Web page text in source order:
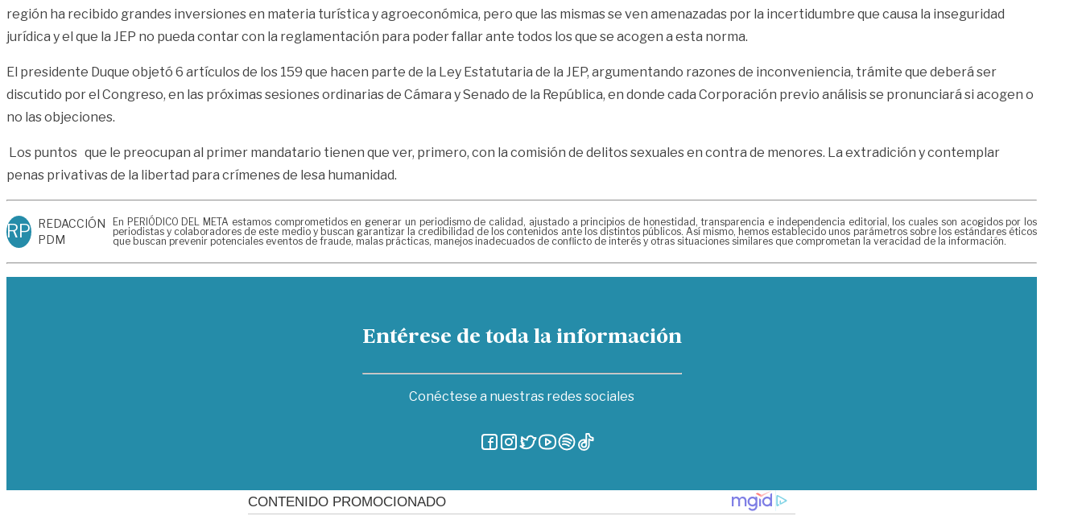
región ha recibido grandes inversiones en materia turística y agroeconómica, pero que las mismas se ven amenazadas por la incertidumbre que causa la inseguridad
jurídica y el que la JEP no pueda contar con la reglamentación para poder fallar ante todos los que se acogen a esta norma.
El presidente Duque objetó 6 artículos de los 159 que hacen parte de la Ley Estatutaria de la JEP, argumentando razones de inconveniencia, trámite que deberá ser
discutido por el Congreso, en las próximas sesiones ordinarias de Cámara y Senado de la República, en donde cada Corporación previo análisis se pronunciará si acogen o
no las objeciones.
Los puntos que le preocupan al primer mandatario tienen que ver, primero, con la comisión de delitos sexuales en contra de menores. La extradición y contemplar
penas privativas de la libertad para crímenes de lesa humanidad.
RP REDACCIÓN
PDM
En PERIÓDICO DEL META estamos comprometidos en generar un periodismo de calidad, ajustado a principios de honestidad, transparencia e independencia editorial, los cuales son acogidos por los
periodistas y colaboradores de este medio y buscan garantizar la credibilidad de los contenidos ante los distintos públicos. Así mismo, hemos establecido unos parámetros sobre los estándares éticos
que buscan prevenir potenciales eventos de fraude, malas prácticas, manejos inadecuados de conflicto de interés y otras situaciones similares que comprometan la veracidad de la información.
Entérese de toda la información
Conéctese a nuestras redes sociales